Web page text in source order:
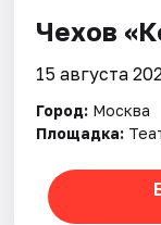
Города
Площадки
Артисты
Рейтинги
Чехов
15 августа
Город: Москва
Площадка: